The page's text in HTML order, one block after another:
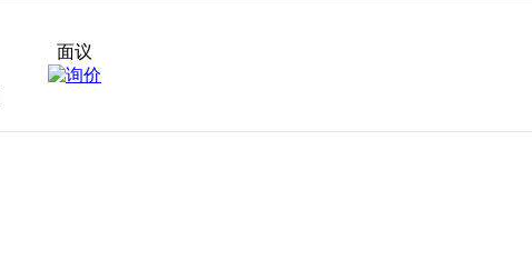
面议